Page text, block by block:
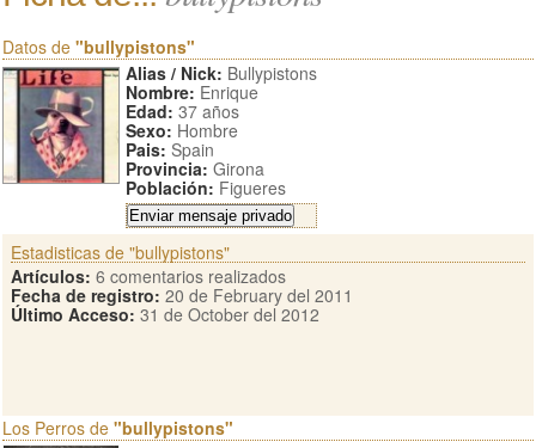
Datos de "bullypistons"
Alias / Nick: Bullypistons
Nombre: Enrique
Edad: 37 años
Sexo: Hombre
Pais: Spain
Provincia: Girona
Población: Figueres
Estadisticas de "bullypistons"
Artículos: 6 comentarios realizados
Fecha de registro: 20 de February del 2011
Último Acceso: 31 de October del 2012
Los Perros de "bullypistons"